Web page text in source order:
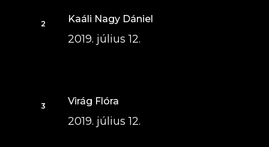
Kaáli Nagy Dániel
2019. július 12.
Virág Flóra
2019. július 12.